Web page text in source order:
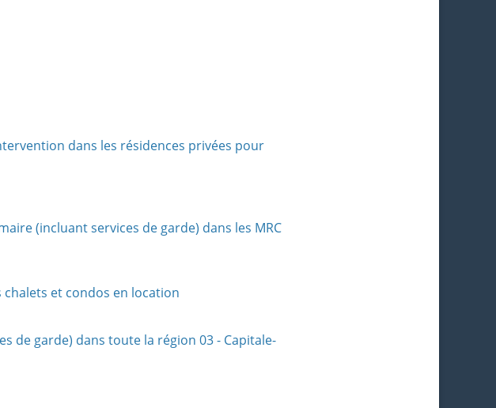
dans les résidences privées pour
(incluant services de garde) dans les MRC
et condos en location
de garde) dans toute la région 03 - Capitale-